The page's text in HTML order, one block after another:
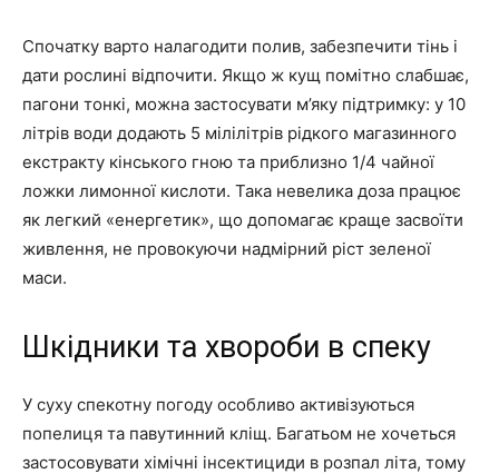
Спочатку варто налагодити полив, забезпечити тінь і
дати рослині відпочити. Якщо ж кущ помітно слабшає,
пагони тонкі, можна застосувати м’яку підтримку: у 10
літрів води додають 5 мілілітрів рідкого магазинного
екстракту кінського гною та приблизно 1/4 чайної
ложки лимонної кислоти. Така невелика доза працює
як легкий «енергетик», що допомагає краще засвоїти
живлення, не провокуючи надмірний ріст зеленої
маси.
Шкідники та хвороби в спеку
У суху спекотну погоду особливо активізуються
попелиця та павутинний кліщ. Багатьом не хочеться
застосовувати хімічні інсектициди в розпал літа, тому